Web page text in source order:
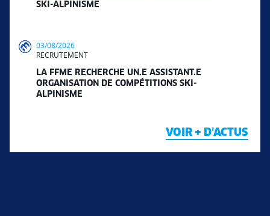
SKI-ALPINISME
03/08/2026
RECRUTEMENT
LA FFME RECHERCHE UN.E ASSISTANT.E
ORGANISATION DE COMPÉTITIONS SKI-
ALPINISME
VOIR + D'ACTUS